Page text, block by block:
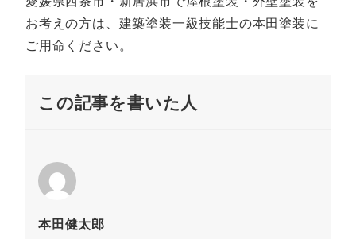
お考えの方は、建築塗装一級技能士の本田塗装に
ご用命ください。
この記事を書いた人
本田健太郎